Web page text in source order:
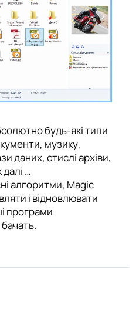
будь-які типи
музику,
даних, стислі архіви,
далі …
алгоритми, Magic
і відновлювати
програми